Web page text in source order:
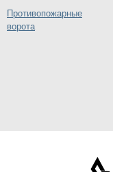
Противопожарные
ворота